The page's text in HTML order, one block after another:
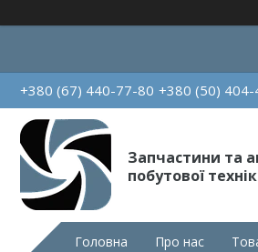
+380 (67) 440-77-80 +380 (50)
Запчастини та
побутової
Головна Про нас